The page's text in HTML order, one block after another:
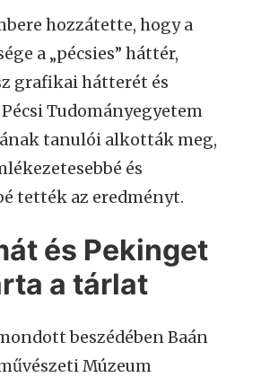
hozzátette, hogy a
a „pécsies” háttér,
grafikai hátterét és
Tudományegyetem
tanulói alkották meg,
és
tették az eredményt.
és Pekinget
a tárlat
beszédében Baán
Múzeum